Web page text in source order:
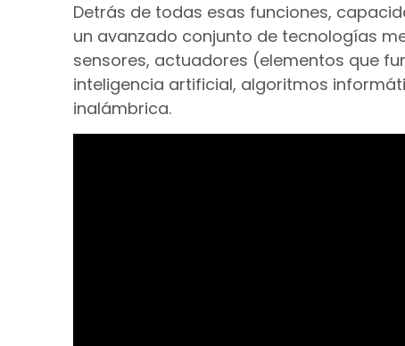
Detrás de todas esas funciones,
un avanzado conjunto de tecnologías
sensores, actuadores (elementos que
inteligencia artificial, algoritmos
inalámbrica.